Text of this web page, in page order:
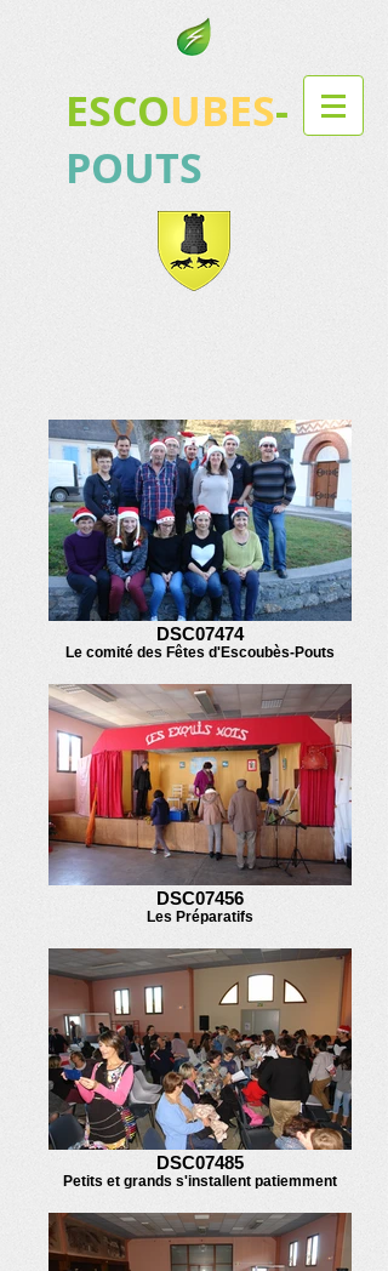
ESCOUBES-
POUTS
DSC07474
Le comité des Fêtes d'Escoubès-Pouts
DSC07456
Les Préparatifs
DSC07485
Petits et grands s'installent patiemment